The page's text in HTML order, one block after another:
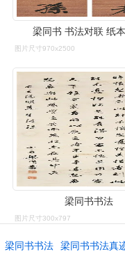
梁同书 书法对联 纸
图片尺寸970x2500
梁同书书法
图片尺寸300x797
梁同书书法 梁同书书法真